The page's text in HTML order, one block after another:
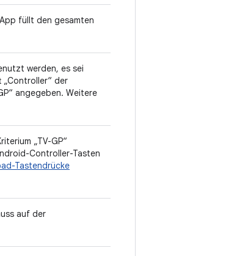
füllt den gesamten
werden, es sei
der
angegeben. Weitere
„TV-GP“
Controller-Tasten
Tastendrücke
auf der